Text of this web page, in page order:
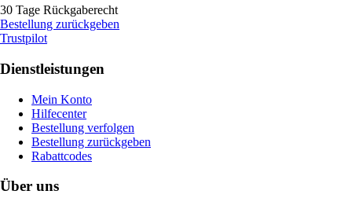
30 Tage Rückgaberecht
Bestellung zurückgeben
Trustpilot
Dienstleistungen
Mein Konto
Hilfecenter
Bestellung verfolgen
Bestellung zurückgeben
Rabattcodes
Über uns